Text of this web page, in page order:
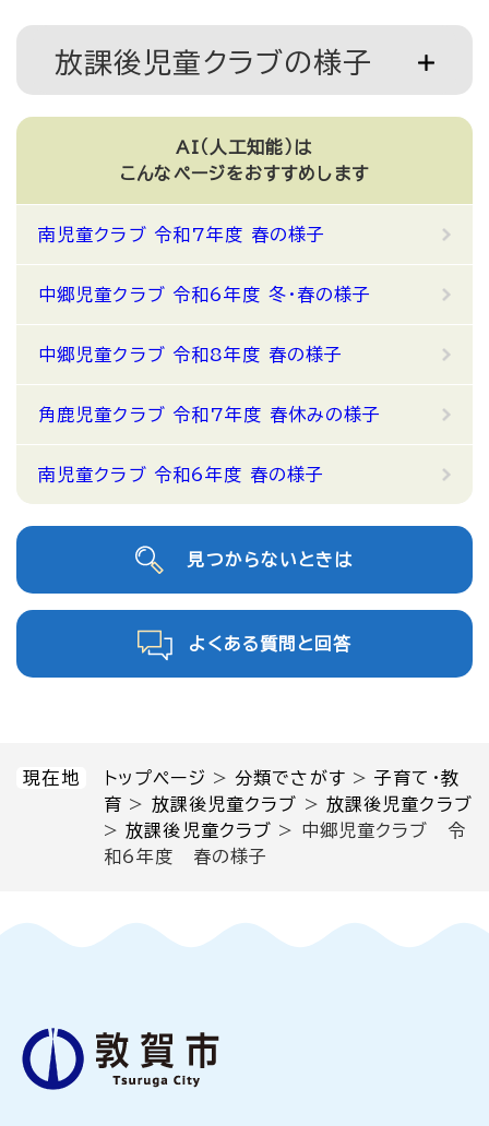
現在地 トップページ >分類でさがす >子育て・教
育 > 放課後児童クラブ > 放課後児童クラブ
>放課後児童クラブ > 中郷児童クラブ 令
和6年度 春の様子
放課後児童クラブの様子
AI（人工知能）は
こんなページをおすすめします
南児童クラブ 令和7年度 春の様子
中郷児童クラブ 令和6年度 冬・春の様子
中郷児童クラブ 令和8年度 春の様子
角鹿児童クラブ 令和7年度 春休みの様子
南児童クラブ 令和6年度 春の様子
見つからないときは
よくある質問と回答